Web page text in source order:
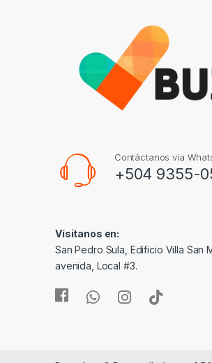
Contáctanos vía
+504 9355-
Vísitanos en:
San Pedro Sula, Edificio Villa San
avenida, Local #3.